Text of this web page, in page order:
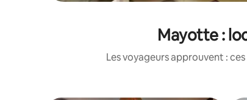
Mayotte :
Les voyageurs approuvent :